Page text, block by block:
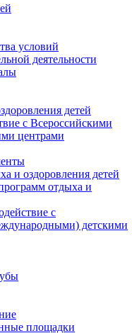
условий
деятельности
детей
с Всероссийскими
центрами
и оздоровления детей
отдыха и
с
детскими
площадки